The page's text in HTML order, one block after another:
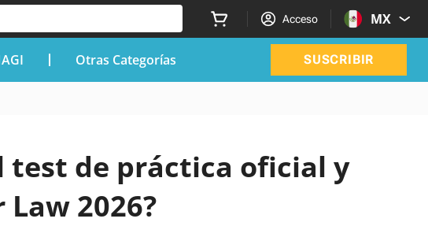
Acceso MX
Otras Categorías SUSCRIBIR
test de práctica oficial y
2026?